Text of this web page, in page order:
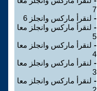
7
- لنقرأ ماركس وانجلز 6
- لنقرأ ماركس وانجلز معا
5
- لنقرأ ماركس وانجلز معا
4
- لنقرأ ماركس وانجلز معا
3
- لنقرأ ماركس وانجلز معا